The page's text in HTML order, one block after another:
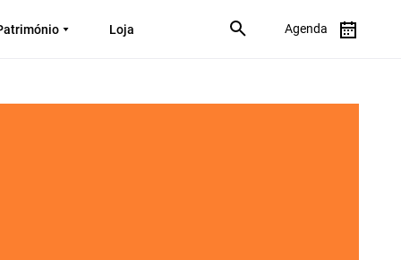
Loja Agenda